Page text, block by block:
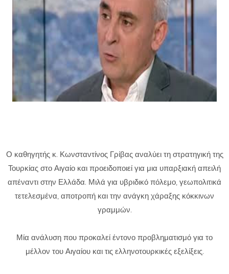
Ο καθηγητής κ. Κωνσταντίνος Γρίβας αναλύει τη στρατηγική της
Τουρκίας στο Αιγαίο και προειδοποιεί για μια υπαρξιακή απειλή
απέναντι στην Ελλάδα. Μιλά για υβριδικό πόλεμο, γεωπολιτικά
τετελεσμένα, αποτροπή και την ανάγκη χάραξης κόκκινων
γραμμών.
Μία ανάλυση που προκαλεί έντονο προβληματισμό για το
μέλλον του Αιγαίου και τις ελληνοτουρκικές εξελίξεις.